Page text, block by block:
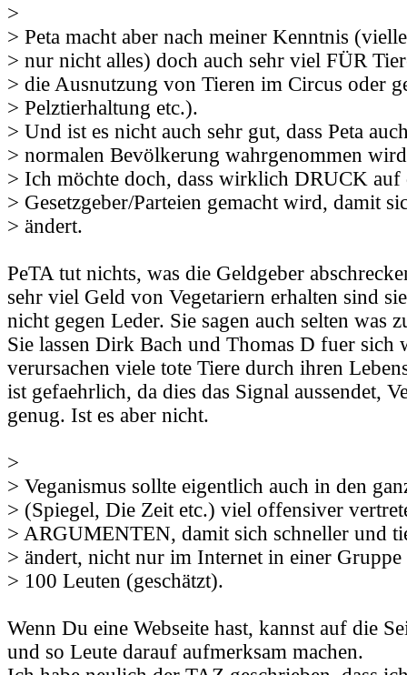
>
> Peta macht aber nach meiner Kenntnis
> nur nicht alles) doch auch sehr viel FÜR
> die Ausnutzung von Tieren im Circus oder
> Pelztierhaltung etc.).
> Und ist es nicht auch sehr gut, dass Peta
> normalen Bevölkerung wahrgenommen
> Ich möchte doch, dass wirklich DRUCK auf
> Gesetzgeber/Parteien gemacht wird, damit
> ändert.
PeTA tut nichts, was die Geldgeber
sehr viel Geld von Vegetariern erhalten sind
nicht gegen Leder. Sie sagen auch selten was
Sie lassen Dirk Bach und Thomas D fuer sich
verursachen viele tote Tiere durch ihren
ist gefaehrlich, da dies das Signal aussendet,
genug. Ist es aber nicht.
>
> Veganismus sollte eigentlich auch in den
> (Spiegel, Die Zeit etc.) viel offensiver
> ARGUMENTEN, damit sich schneller und
> ändert, nicht nur im Internet in einer
> 100 Leuten (geschätzt).
Wenn Du eine Webseite hast, kannst auf die
und so Leute darauf aufmerksam machen.